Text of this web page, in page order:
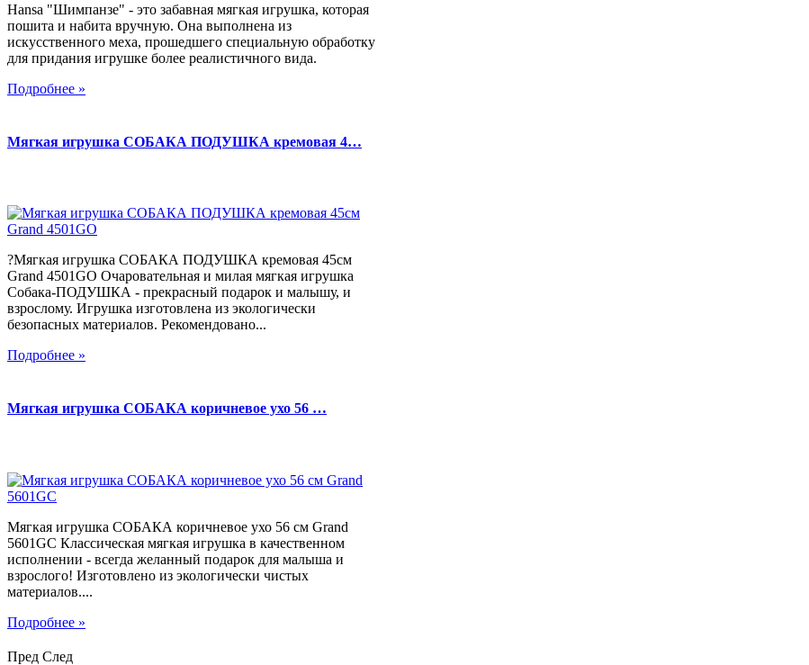
Hansa "Шимпанзе" - это забавная мягкая игрушка, которая
пошита и набита вручную. Она выполнена из
искусственного меха, прошедшего специальную обработку
для придания игрушке более реалистичного вида.
Подробнее »
Мягкая игрушка СОБАКА ПОДУШКА кремовая 4…
?Мягкая игрушка СОБАКА ПОДУШКА кремовая 45см
Grand 4501GO Очаровательная и милая мягкая игрушка
Собака-ПОДУШКА - прекрасный подарок и малышу, и
взрослому. Игрушка изготовлена из экологически
безопасных материалов. Рекомендовано...
Подробнее »
Мягкая игрушка СОБАКА коричневое ухо 56 …
Мягкая игрушка СОБАКА коричневое ухо 56 см Grand
5601GC Классическая мягкая игрушка в качественном
исполнении - всегда желанный подарок для малыша и
взрослого! Изготовлено из экологически чистых
материалов....
Подробнее »
Пред След